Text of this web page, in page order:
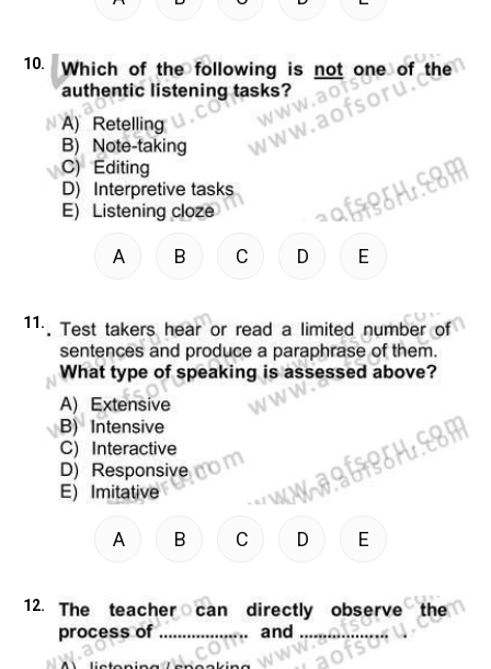
10.
A B C D E
11.
A B C D E
12.